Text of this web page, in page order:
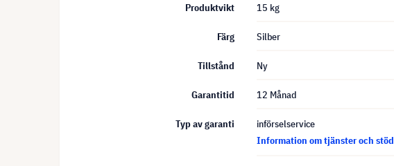
Produktvikt 15 kg
Färg Silber
Tillstånd Ny
Garantitid 12 Månad
Typ av garanti
införselservice
Information om tjänster och stöd